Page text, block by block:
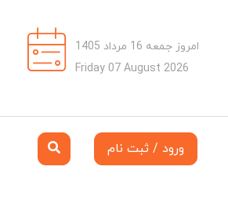
امروز جمعه 16 مرداد 1405
Friday 07 August 2026
ورود / ثبت نام